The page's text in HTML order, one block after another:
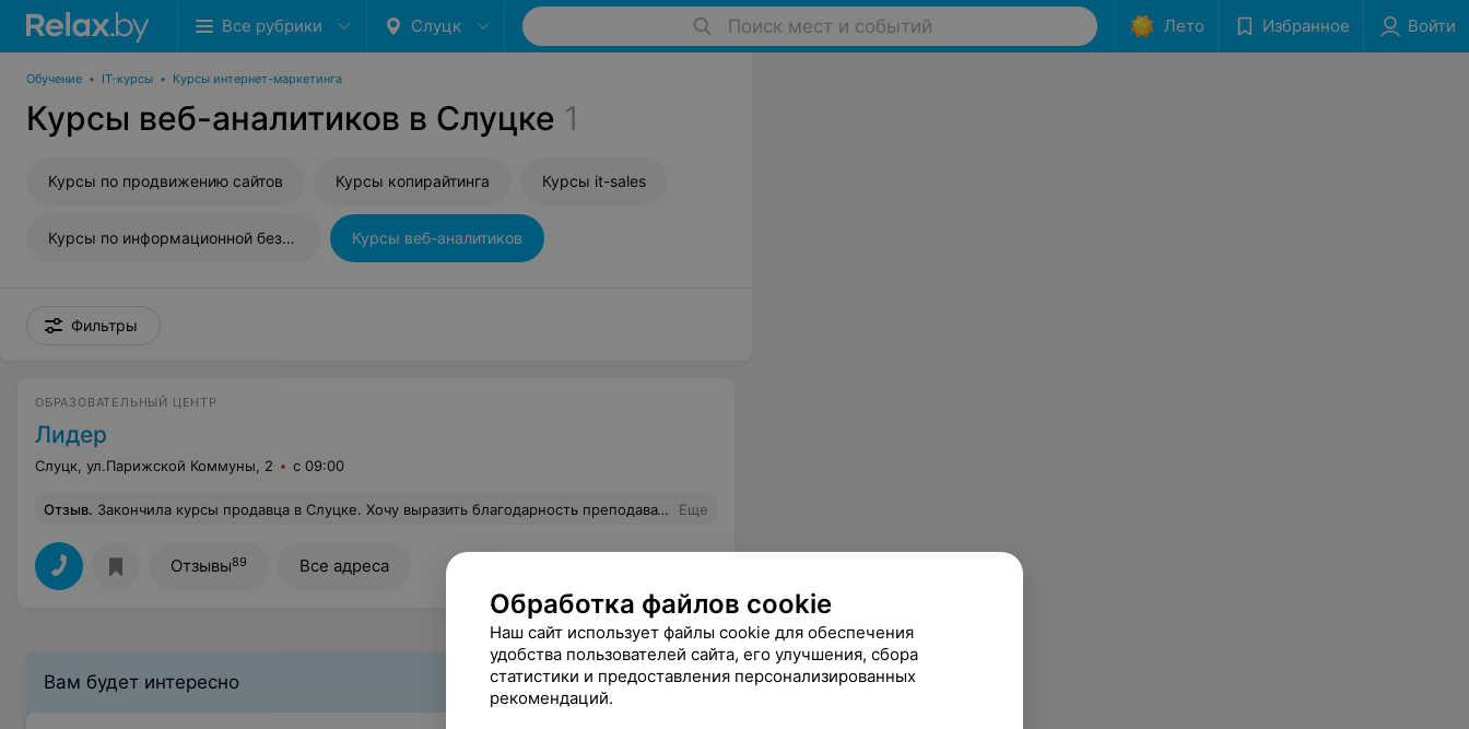
Все рубрики Слуцк Поиск мест и событий Лето Избранное Войти
Обучение • IT-курсы • Курсы интернет-маркетинга
Курсы веб-аналитиков в Слуцке 1
Курсы по продвижению сайтов Курсы копирайтинга Курсы it-sales
Курсы по информационной безопасности Курсы веб-аналитиков
Фильтры
ОБРАЗОВАТЕЛЬНЫЙ ЦЕНТР
Лидер
Слуцк, ул.Парижской Коммуны, 2 с 09:00
Отзыв. Закончила курсы продавца в Слуцке. Хочу выразить благодарность преподавателю Шевченко Елене Павловне за интересно и грамотно составленную программу, очень много было информации из личной практики. С удовольствием продолжила бы обучение у этого преподавателя на более высоком уровне. Девочки, всем желающим, рекомендую. Еще
Отзывы89 Все адреса
Вам будет интересно
Обработка файлов cookie
Наш сайт использует файлы cookie для обеспечения
удобства пользователей сайта, его улучшения, сбора
статистики и предоставления персонализированных
рекомендаций.